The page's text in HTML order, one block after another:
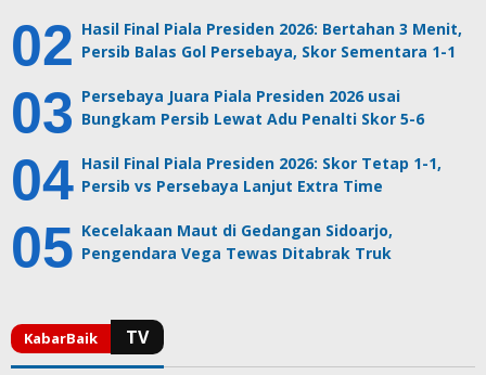
Hasil Final Piala Presiden 2026: Bertahan 3 Menit,
Persib Balas Gol Persebaya, Skor Sementara 1-1
Persebaya Juara Piala Presiden 2026 usai
Bungkam Persib Lewat Adu Penalti Skor 5-6
Hasil Final Piala Presiden 2026: Skor Tetap 1-1,
Persib vs Persebaya Lanjut Extra Time
Kecelakaan Maut di Gedangan Sidoarjo,
Pengendara Vega Tewas Ditabrak Truk